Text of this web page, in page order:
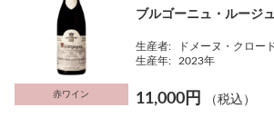
赤ワイン
ブルゴーニュ・ルージュ
生産者:
ドメーヌ・クロー
生産年:
2023年
11,000円 （税込）